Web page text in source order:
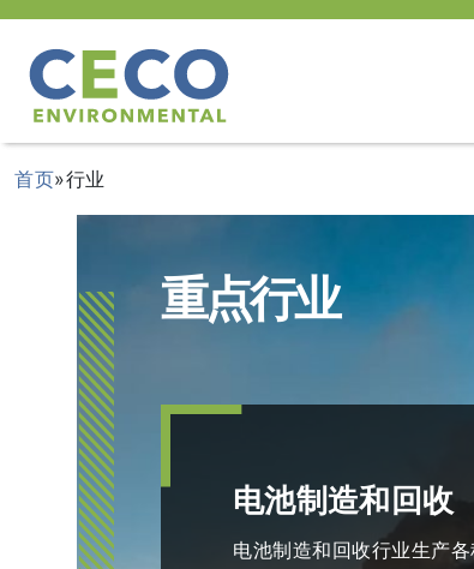
首页»行业
重点行业
电池制造和回收
电池制造和回收行业生产